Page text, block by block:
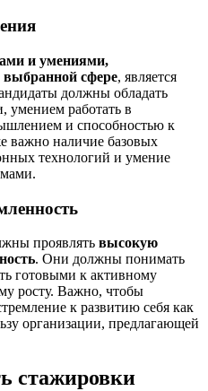
и умениями,
сфере, является
должны обладать
работать в
и способностью к
важно наличие базовых
технологий и умение
проявлять высокую
. Они должны понимать
готовыми к активному
росту. Важно, чтобы
к развитию себя как
организации, предлагающей
стажировки